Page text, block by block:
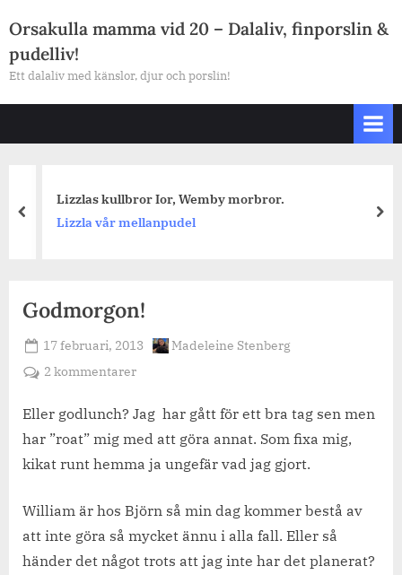
to
content
Orsakulla mamma vid 20 – Dalaliv, finporslin &
pudelliv!
Ett dalaliv med känslor, djur och porslin!
Lizzlas kullbror Ior, Wemby morbror.
Lizzla vår mellanpudel
prev
Godmorgon!
Posted
on
17 februari, 2013 By
Madeleine Stenberg
2 kommentarertill
Eller godlunch? Jag har gått för ett bra tag sen men
har ”roat” mig med att göra annat. Som fixa mig,
kikat runt hemma ja ungefär vad jag gjort.
William är hos Björn så min dag kommer bestå av
att inte göra så mycket ännu i alla fall. Eller så
händer det något trots att jag inte har det planerat?